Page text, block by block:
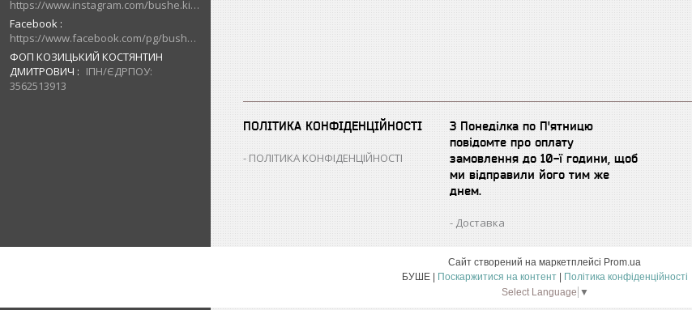
https://www.instagram.com/bushe.kiev.ua/
Facebook
https://www.facebook.com/pg/bushe.kiev.ua/posts/
ФОП КОЗИЦЬКИЙ КОСТЯНТИН
ДМИТРОВИЧ
ІПН/ЄДРПОУ:
3562513913
ПОЛІТИКА КОНФІДЕНЦІЙНОСТІ
ПОЛІТИКА КОНФІДЕНЦІЙНОСТІ
З Понеділка по П'ятницю
повідомте про оплату
замовлення до 10-ї години, щоб
ми відправили його тим же
днем.
Доставка
Сайт створений на маркетплейсі Prom.ua
Поскаржитися на контент
Політика конфіденційності
Select Language ▼